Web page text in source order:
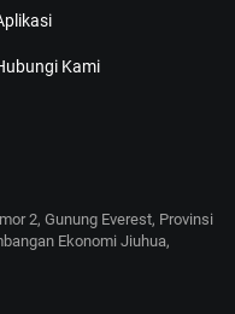
Kami
2, Gunung Everest, Provinsi
Ekonomi Jiuhua,